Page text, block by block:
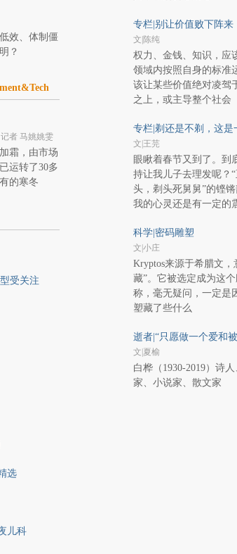
效、体制僵
？
者 马姚姚雯
霜，由市场
运转了30多
的寒冬
受关注
选
儿科
专栏|别让价值败下阵来
文|陈纯
权力、金钱、知识，应
领域内按照自身的标准
该让某些价值绝对凌驾
之上，或主导整个社会
专栏|剃还是不剃，这是
文|王芫
眼瞅着春节又到了。到
持让我儿子去理发呢？“
头，剃头死舅舅”的铿
我的心灵还是有一定的
科学|密码雕塑
文|小庄
Kryptos来源于希腊文，
藏”。它被选定成为这
称，毫无疑问，一定是
塑藏了些什么
逝者|“只愿做一个爱和
文|夏榆
白桦（1930-2019）诗
家、小说家、散文家